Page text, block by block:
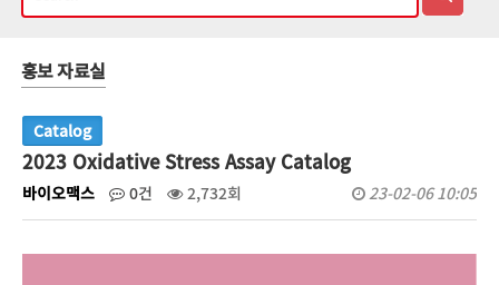
홍보 자료실
Catalog
2023 Oxidative Stress Assay Catalog
바이오맥스 0건 2,732회 23-02-06 10:05